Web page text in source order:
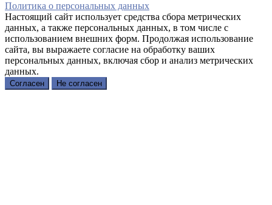
Политика о персональных данных
Настоящий сайт использует средства сбора метрических
данных, а также персональных данных, в том числе с
использованием внешних форм. Продолжая использование
сайта, вы выражаете согласие на обработку ваших
персональных данных, включая сбор и анализ метрических
данных.
Согласен Не согласен